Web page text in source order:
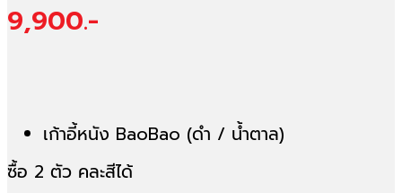
9,900.-
เก้าอี้หนัง BaoBao (ดำ / น้ำตาล)
ซื้อ 2 ตัว คละสีได้